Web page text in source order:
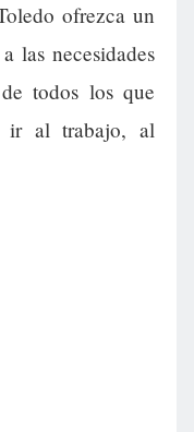
ofrezca un
las necesidades
todos los que
ir al trabajo, al